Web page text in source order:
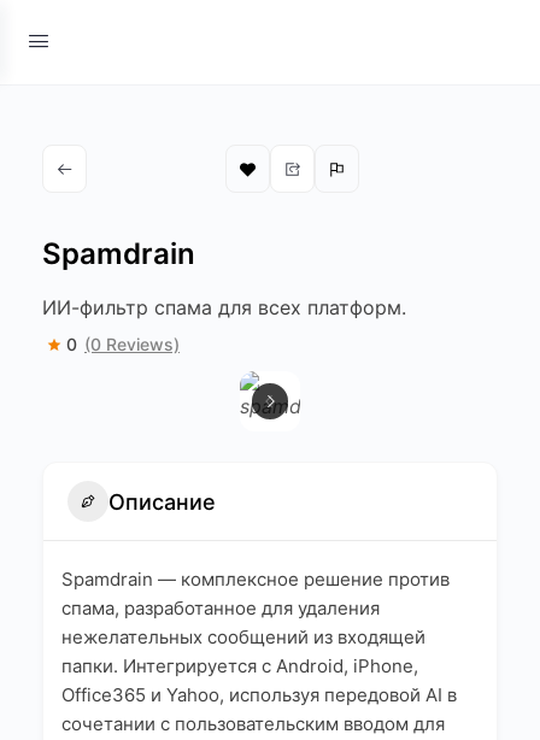
Spamdrain
ИИ-фильтр спама для всех платформ.
0 (0 Reviews)
Описание
Spamdrain — комплексное решение против
спама, разработанное для удаления
нежелательных сообщений из входящей
папки. Интегрируется с Android, iPhone,
Office365 и Yahoo, используя передовой AI в
сочетании с пользовательским вводом для